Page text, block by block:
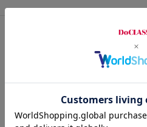
4.0 10レビュー